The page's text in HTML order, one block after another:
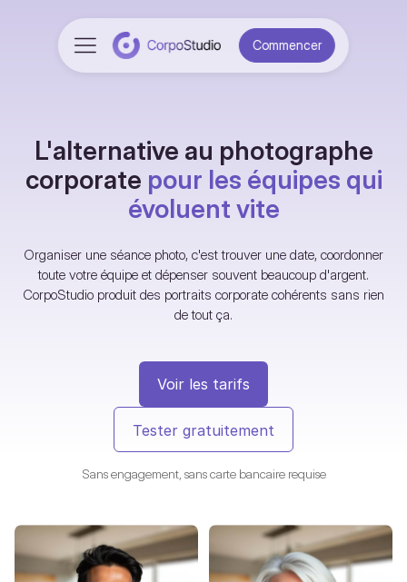
Commencer
L'alternative au photographe
corporate pour les équipes qui
évoluent vite
Organiser une séance photo, c'est trouver une date, coordonner
toute votre équipe et dépenser souvent beaucoup d'argent.
CorpoStudio produit des portraits corporate cohérents sans rien
de tout ça.
Voir les tarifs
Tester gratuitement
Sans engagement, sans carte bancaire requise